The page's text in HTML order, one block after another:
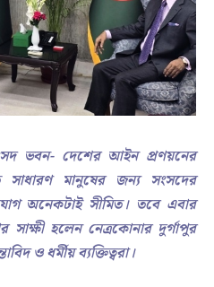
ভবন- দেশের আইন প্রণয়নের
সাধারণ মানুষের জন্য সংসদের
অনেকটাই সীমিত। তবে এবার
সাক্ষী হলেন নেত্রকোনার দুর্গাপুর
ও ধর্মীয় ব্যক্তিত্বরা।